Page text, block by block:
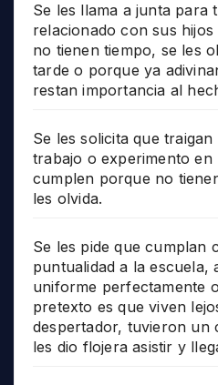
Se les llama a junta para
relacionado con sus
no tienen tiempo, se les
tarde o porque ya
restan importancia al
Se les solicita que
trabajo o experimento en
cumplen porque no
les olvida.
Se les pide que cumplan
puntualidad a la escuela,
uniforme perfectamente
pretexto es que viven
despertador, tuvieron un
les dio flojera asistir y